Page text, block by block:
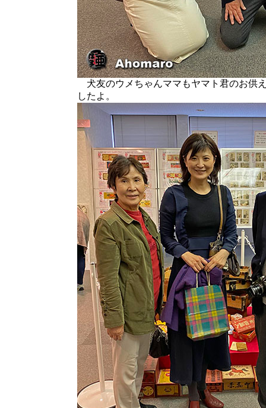
犬友のウメちゃんママもヤマト君のお供
したよ。